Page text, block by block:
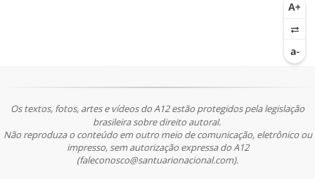
Os textos, fotos, artes e vídeos do A12 estão protegidos pela legislação
brasileira sobre direito autoral.
Não reproduza o conteúdo em outro meio de comunicação, eletrônico ou
impresso, sem autorização expressa do A12
(faleconosco@santuarionacional.com).